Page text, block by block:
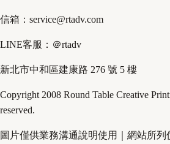
信箱：service@rtadv.com
LINE客服：＠rtadv
新北市中和區建康路 276 號 5 樓
Copyright 2008 Round Table Creative
reserved.
圖片僅供業務溝通說明使用｜網站所列